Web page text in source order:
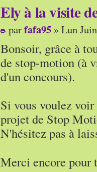
Ely à la visite
parfafa95 » Lun
Bonsoir, grâce à
de stop-motion (à
d'un concours).
Si vous voulez
projet de Stop
N'hésitez pas à
Merci encore pour